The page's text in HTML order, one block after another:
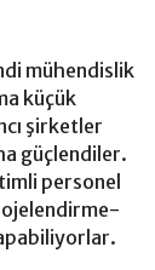
mühendislik
küçük
şirketler
güçlendiler.
personel